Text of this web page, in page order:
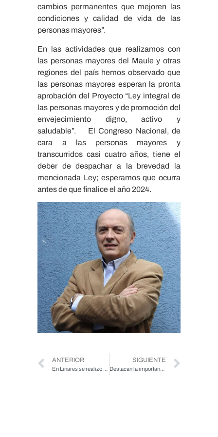
cambios permanentes que mejoren las
condiciones y calidad de vida de las
personas mayores”.
En las actividades que realizamos con
las personas mayores del Maule y otras
regiones del país hemos observado que
las personas mayores esperan la pronta
aprobación del Proyecto “Ley integral de
las personas mayores y de promoción del
envejecimiento digno, activo y
saludable”. El Congreso Nacional, de
cara a las personas mayores y
transcurridos casi cuatro años, tiene el
deber de despachar a la brevedad la
mencionada Ley; esperamos que ocurra
antes de que finalice el año 2024.
ANTERIOR
En Linares se realizó lanzamiento de Guía de beneficios del Estado para personas mayores
SIGUIENTE
Destacan la importancia de cuidarse desde etapas tempranas para prevenir la Fragilidad